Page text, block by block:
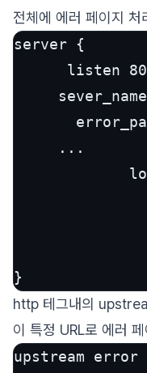
전체에 에러 페이지 처
server {
listen
...
}
http 테그내의
이 특정 URL로 에러
upstream error